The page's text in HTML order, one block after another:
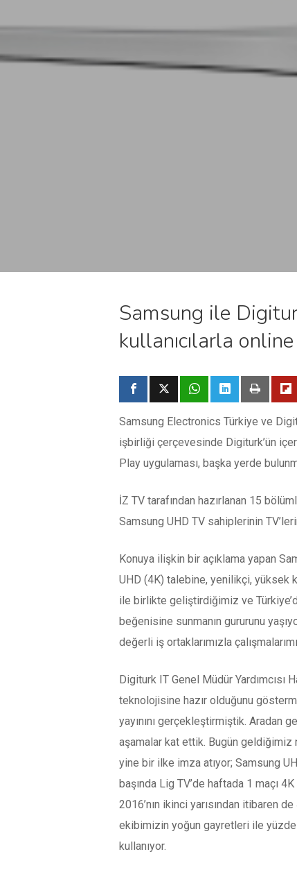
Samsung ile
kullanıcılarla
Samsung Electronics Türkiye ve
işbirliği çerçevesinde Digiturk’ün
Play uygulaması, başka yerde
İZ TV tarafından hazırlanan 15
Samsung UHD TV sahiplerinin
Konuya ilişkin bir açıklama yapan
UHD (4K) talebine, yenilikçi, yüksek
ile birlikte geliştirdiğimiz ve
beğenisine sunmanın gururunu
değerli iş ortaklarımızla
Digiturk IT Genel Müdür
teknolojisine hazır olduğunu
yayınını gerçekleştirmiştik. Aradan
aşamalar kat ettik. Bugün geldiğimiz
yine bir ilke imza atıyor; Samsung
başında Lig TV’de haftada 1 maçı
2016’nın ikinci yarısından itibaren
ekibimizin yoğun gayretleri ile
kullanıyor.